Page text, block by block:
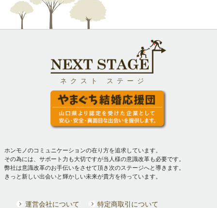
ネクスト ステージ
ホンモノのコミュニケーションの在り方を追求しています。
その為には、サポート力も大切ですが当人様の意識改革も必要です。
弊社は意識改革のお手伝いをさせて頂き次のステージへと導きます。
きっと新しい出会いと輝かしい未来が貴方を待っています。
運営会社について 特定商取引について